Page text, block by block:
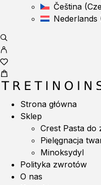
Čeština (
Nederlands
Strona główna
Sklep
Crest Pasta do
Pielęgnacja
Minoksydyl
Polityka zwrotów
O nas